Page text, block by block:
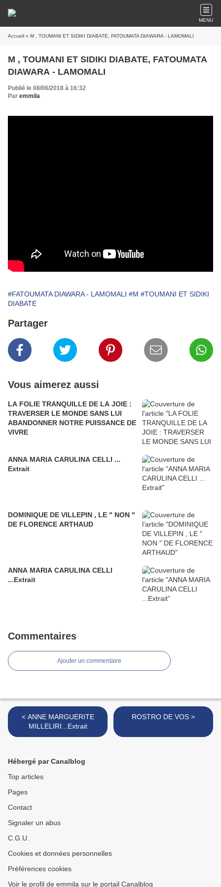
MENU
Accueil » M , TOUMANI ET SIDIKI DIABATE, FATOUMATA DIAWARA - LAMOMALI
M , TOUMANI ET SIDIKI DIABATE, FATOUMATA
DIAWARA - LAMOMALI
Publié le 08/06/2018 à 16:32
Par emmila
#FATOUMATA DIAWARA - LAMOMALI #M #TOUMANI ET SIDIKI
DIABATE
Partager
Vous aimerez aussi
LA FOLIE TRANQUILLE DE LA JOIE :
TRAVERSER LE MONDE SANS LUI
ABANDONNER NOTRE PUISSANCE DE
VIVRE
ANNA MARIA CARULINA CELLI ...
Extrait
DOMINIQUE DE VILLEPIN , LE " NON "
DE FLORENCE ARTHAUD
ANNA MARIA CARULINA CELLI
...Extrait
Commentaires
Ajouter un commentaire
< ANNE MARGUERITE
MILLELIRI...Extrait
ROSTRO DE VOS >
Hébergé par Canalblog
Top articles
Pages
Contact
Signaler un abus
C.G.U.
Cookies et données personnelles
Préférences cookies
Voir le profil de emmila sur le portail Canalblog